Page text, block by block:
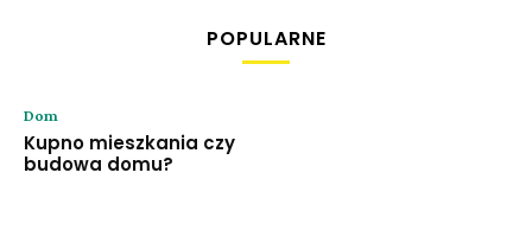
POPULARNE
Dom
Kupno mieszkania czy
budowa domu?